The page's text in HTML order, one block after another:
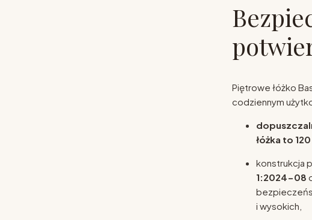
Piętrowe łóżko
codziennym
łóżka to
konstrukcja
1:2024-08
i wysokich,